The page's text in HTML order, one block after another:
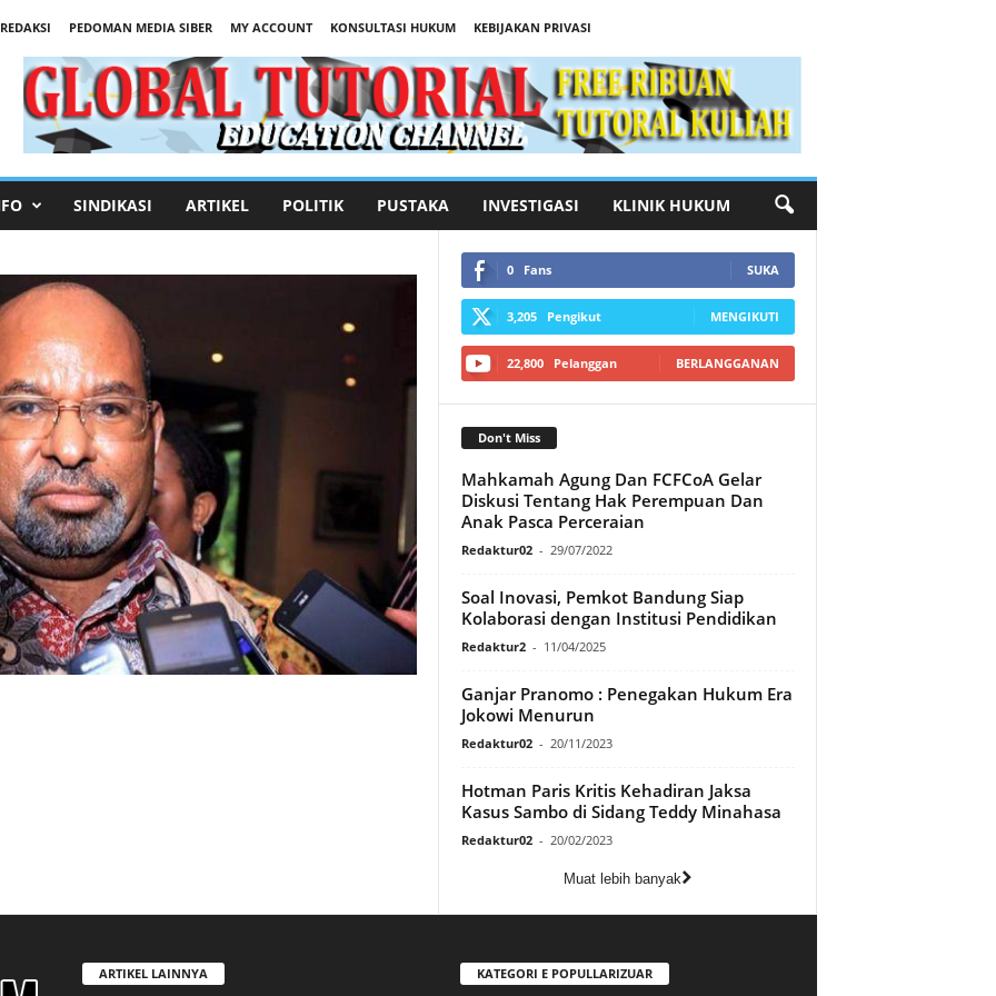
REDAKSI PEDOMAN MEDIA SIBER MY ACCOUNT KONSULTASI HUKUM
KEBIJAKAN PRIVASI
SINDIKASI ARTIKEL POLITIK PUSTAKA INVESTIGASI KLINIK HUKUM
0 Fans SUKA
3,205 Pengikut MENGIKUTI
22,800 Pelanggan BERLANGGANAN
Don't Miss
Mahkamah Agung Dan FCFCoA Gelar
Diskusi Tentang Hak Perempuan Dan
Anak Pasca Perceraian
Redaktur02 - 29/07/2022
Soal Inovasi, Pemkot Bandung Siap
Kolaborasi dengan Institusi Pendidikan
Redaktur2 - 11/04/2025
Ganjar Pranomo : Penegakan Hukum Era
Jokowi Menurun
Redaktur02 - 20/11/2023
Hotman Paris Kritis Kehadiran Jaksa
Kasus Sambo di Sidang Teddy Minahasa
Redaktur02 - 20/02/2023
Muat lebih banyak
ARTIKEL LAINNYA KATEGORI E POPULLARIZUAR